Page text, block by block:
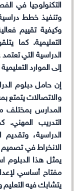
التكنولوجيا في
وتنفيذ خطط
وكيفية تقييم
التعليمية. كما
الدراسية التي
إلى الموارد
إن حامل دبلوم
والاتصالات
المدارس بمختلف
التدريب المهني.
الدراسية،
الانخراط في تصميم
يمثل هذا الدبلوم
مفتاح أساسي
يتشابك فيه التعليم